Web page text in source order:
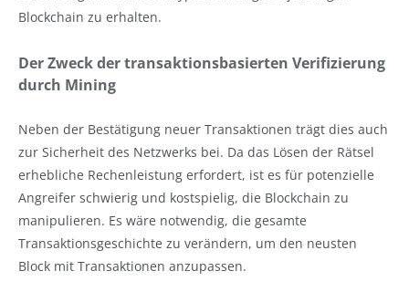
Blockchain zu erhalten.
Der Zweck der transaktionsbasierten Verifizierung
durch Mining
Neben der Bestätigung neuer Transaktionen trägt dies auch
zur Sicherheit des Netzwerks bei. Da das Lösen der Rätsel
erhebliche Rechenleistung erfordert, ist es für potenzielle
Angreifer schwierig und kostspielig, die Blockchain zu
manipulieren. Es wäre notwendig, die gesamte
Transaktionsgeschichte zu verändern, um den neusten
Block mit Transaktionen anzupassen.